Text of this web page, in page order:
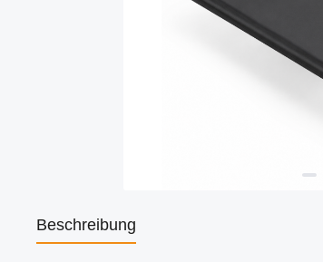
Beschreibung